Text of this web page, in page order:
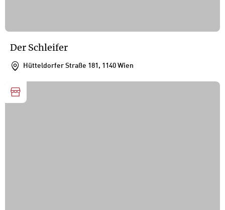
Der Schleifer
Hütteldorfer Straße 181, 1140 Wien